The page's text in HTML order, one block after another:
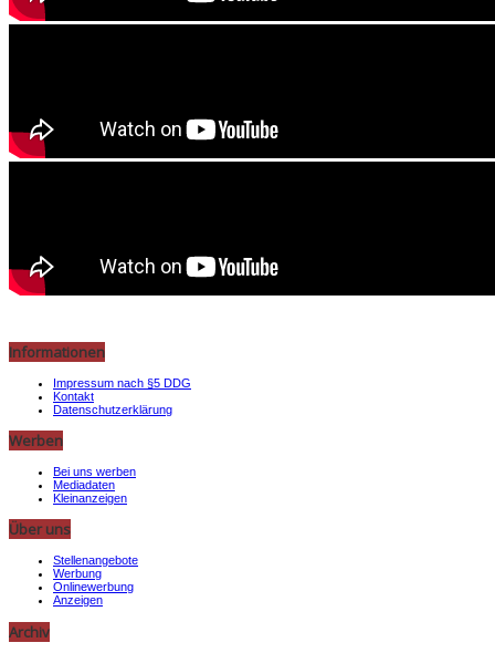
Informationen
Impressum nach §5 DDG
Kontakt
Datenschutzerklärung
Werben
Bei uns werben
Mediadaten
Kleinanzeigen
Über uns
Stellenangebote
Werbung
Onlinewerbung
Anzeigen
Archiv